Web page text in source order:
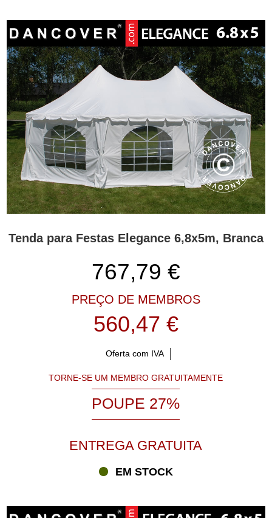
Tenda para Festas Elegance 6,8x5m, Branca
767,79 €
PREÇO DE MEMBROS
560,47 €
Oferta com IVA
TORNE-SE UM MEMBRO GRATUITAMENTE
POUPE 27%
ENTREGA GRATUITA
EM STOCK